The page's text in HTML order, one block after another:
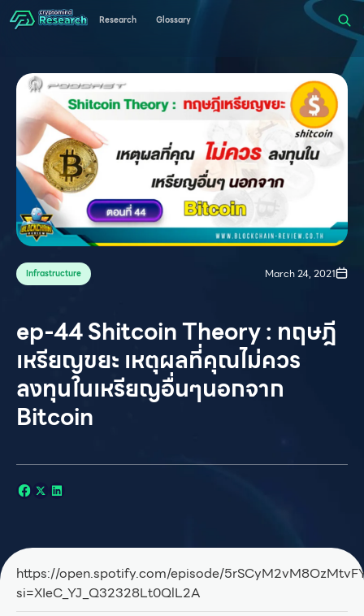
Research Glossary
Infrastructure March 24, 2021
ep-44 Shitcoin Theory : ทฤษฎี
เหรียญขยะ เหตุผลที่คุณไม่ควร
ลงทุนในเหรียญอื่นๆนอกจาก
Bitcoin
https://open.spotify.com/episode/
si=XIeC_YJ_Q32328Lt0QlL2A